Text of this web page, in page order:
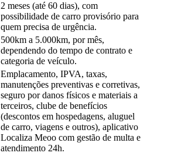
2 meses (até 60 dias), com
possibilidade de carro provisório para
quem precisa de urgência.
500km a 5.000km, por mês,
dependendo do tempo de contrato e
categoria de veículo.
Emplacamento, IPVA, taxas,
manutenções preventivas e corretivas,
seguro por danos físicos e materiais a
terceiros, clube de benefícios
(descontos em hospedagens, aluguel
de carro, viagens e outros), aplicativo
Localiza Meoo com gestão de multa e
atendimento 24h.